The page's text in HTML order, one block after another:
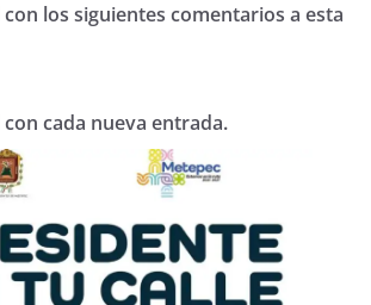
los siguientes comentarios a esta
cada nueva entrada.